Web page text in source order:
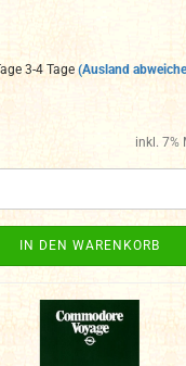
3-4 Tage (Ausland
inkl. 7%
IN DEN WARENKORB